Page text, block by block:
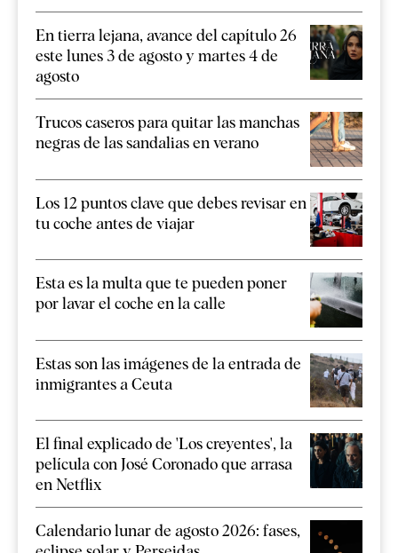
En tierra lejana, avance del capítulo 26
este lunes 3 de agosto y martes 4 de
agosto
Trucos caseros para quitar las manchas
negras de las sandalias en verano
Los 12 puntos clave que debes revisar en
tu coche antes de viajar
Esta es la multa que te pueden poner
por lavar el coche en la calle
Estas son las imágenes de la entrada de
inmigrantes a Ceuta
El final explicado de 'Los creyentes', la
película con José Coronado que arrasa
en Netflix
Calendario lunar de agosto 2026: fases,